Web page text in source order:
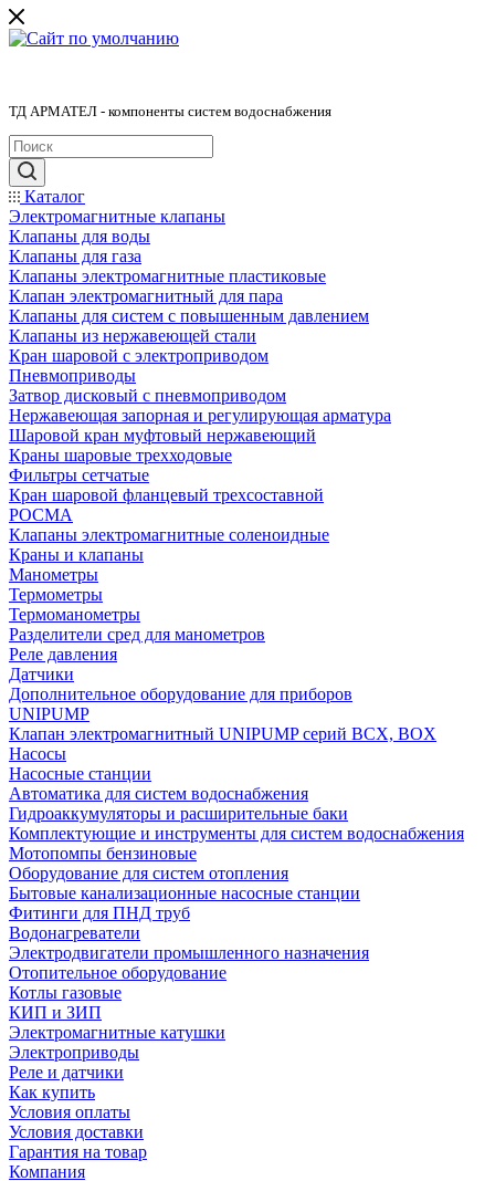
ТД АРМАТЕЛ - компоненты систем водоснабжения
Каталог
Электромагнитные клапаны
Клапаны для воды
Клапаны для газа
Клапаны электромагнитные пластиковые
Клапан электромагнитный для пара
Клапаны для систем с повышенным давлением
Клапаны из нержавеющей стали
Кран шаровой с электроприводом
Пневмоприводы
Затвор дисковый с пневмоприводом
Нержавеющая запорная и регулирующая арматура
Шаровой кран муфтовый нержавеющий
Краны шаровые трехходовые
Фильтры сетчатые
Кран шаровой фланцевый трехсоставной
РОСМА
Клапаны электромагнитные соленоидные
Краны и клапаны
Манометры
Термометры
Термоманометры
Разделители сред для манометров
Реле давления
Датчики
Дополнительное оборудование для приборов
UNIPUMP
Клапан электромагнитный UNIPUMP серий BCX, BOX
Насосы
Насосные станции
Автоматика для систем водоснабжения
Гидроаккумуляторы и расширительные баки
Комплектующие и инструменты для систем водоснабжения
Мотопомпы бензиновые
Оборудование для систем отопления
Бытовые канализационные насосные станции
Фитинги для ПНД труб
Водонагреватели
Электродвигатели промышленного назначения
Отопительное оборудование
Котлы газовые
КИП и ЗИП
Электромагнитные катушки
Электроприводы
Реле и датчики
Как купить
Условия оплаты
Условия доставки
Гарантия на товар
Компания